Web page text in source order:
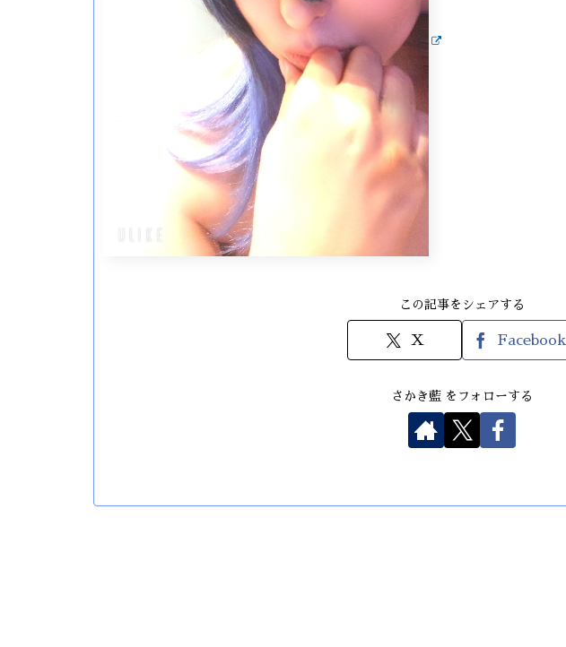
この記事をシェアする
X Facebook
さかき藍 をフォローする